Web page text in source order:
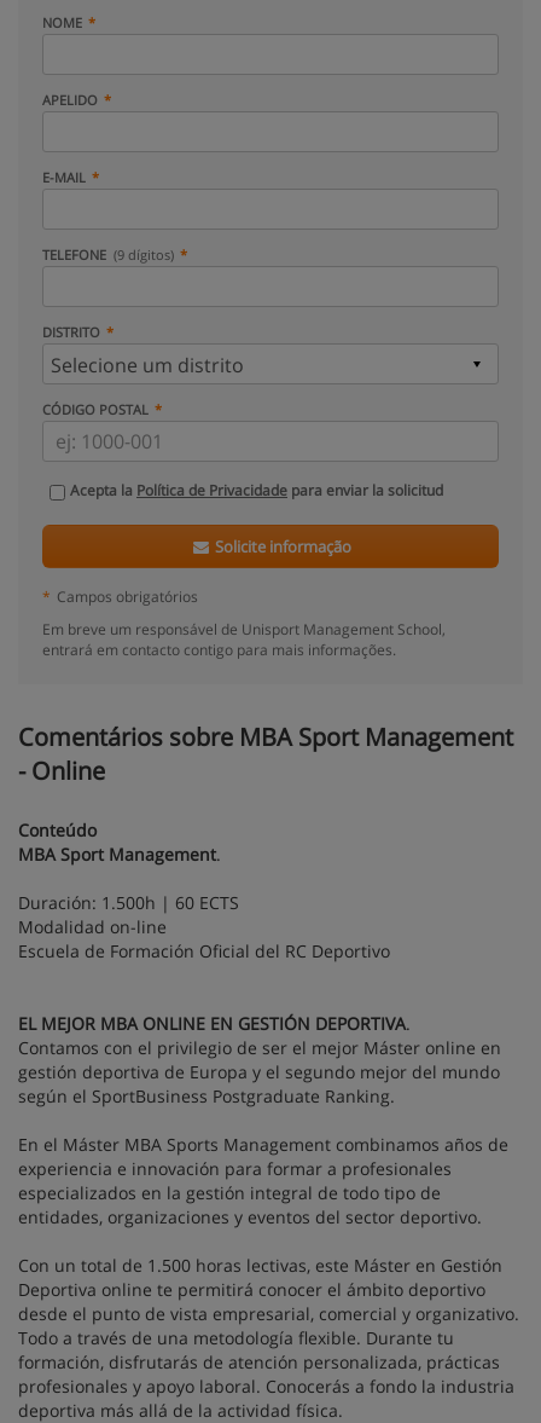
NOME
APELIDO
E-MAIL
TELEFONE (9 dígitos)
DISTRITO
CÓDIGO POSTAL
Acepta la Política de Privacidade para enviar la solicitud
Solicite informação
* Campos obrigatórios
Em breve um responsável de Unisport Management School,
entrará em contacto contigo para mais informações.
Comentários sobre MBA Sport Management
- Online
Conteúdo
MBA Sport Management.
Duración: 1.500h | 60 ECTS
Modalidad on-line
Escuela de Formación Oficial del RC Deportivo
EL MEJOR MBA ONLINE EN GESTIÓN DEPORTIVA.
Contamos con el privilegio de ser el mejor Máster online en
gestión deportiva de Europa y el segundo mejor del mundo
según el SportBusiness Postgraduate Ranking.
En el Máster MBA Sports Management combinamos años de
experiencia e innovación para formar a profesionales
especializados en la gestión integral de todo tipo de
entidades, organizaciones y eventos del sector deportivo.
Con un total de 1.500 horas lectivas, este Máster en Gestión
Deportiva online te permitirá conocer el ámbito deportivo
desde el punto de vista empresarial, comercial y organizativo.
Todo a través de una metodología flexible. Durante tu
formación, disfrutarás de atención personalizada, prácticas
profesionales y apoyo laboral. Conocerás a fondo la industria
deportiva más allá de la actividad física.